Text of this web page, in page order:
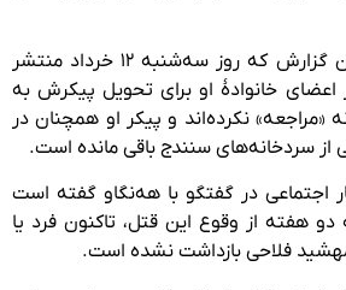
با این حال بر اساس این گزارش که روز سه‌شنبه ۱۲ خرداد منتشر
خانوادهٔ او برای تحویل پیکرش به
«مراجعه» نکرده‌اند و پیکر او همچنان در
از سردخانه‌های سنندج باقی مانده است.
اجتماعی در گفتگو با هەنگاو گفته است
هفته از وقوع این قتل، تاکنون فرد یا
مهشید فلاحی بازداشت نشده است.